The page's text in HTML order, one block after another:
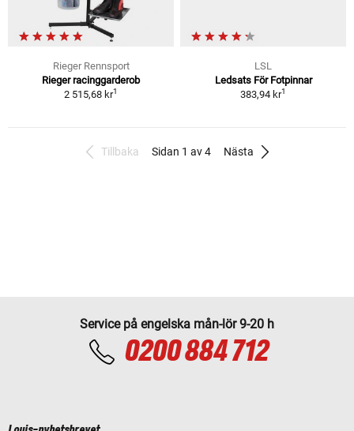
Rieger Rennsport
Rieger racinggarderob
2 515,68 kr1
LSL
Ledsats För Fotpinnar
383,94 kr1
Tillbaka Sidan 1 av 4 Nästa
Service på engelska mån-lör 9-20 h
0200 884 712